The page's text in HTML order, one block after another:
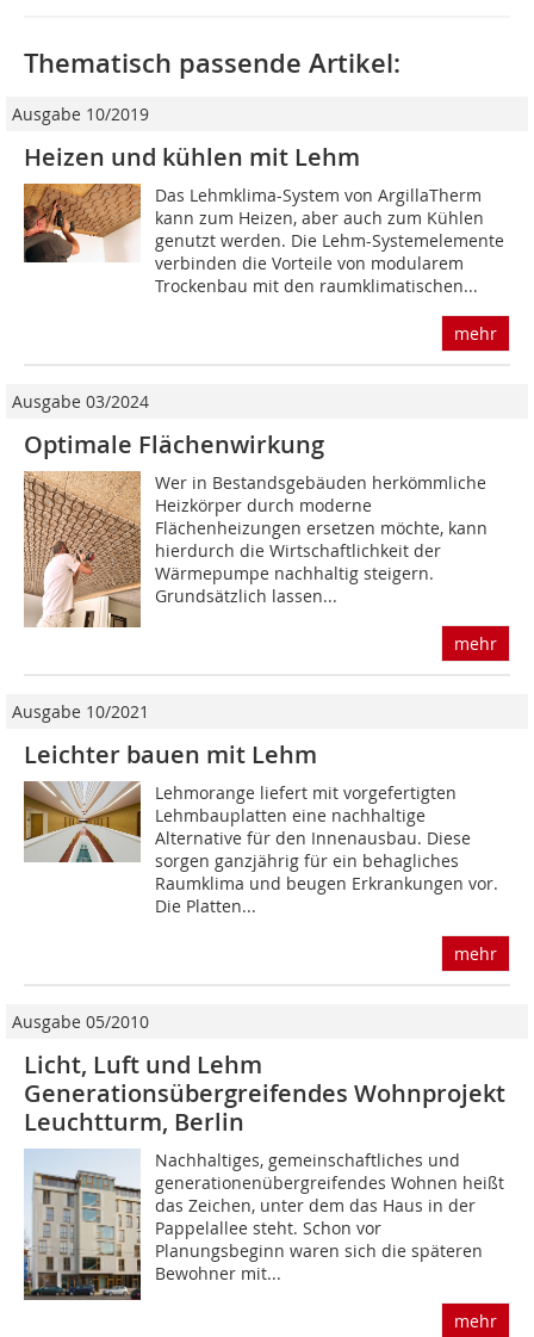
Thematisch passende Artikel:
Ausgabe 10/2019
Heizen und kühlen mit Lehm
Das Lehmklima-System von ArgillaTherm
kann zum Heizen, aber auch zum Kühlen
genutzt werden. Die Lehm-Systemelemente
verbinden die Vorteile von modularem
Trockenbau mit den raumklimatischen...
mehr
Ausgabe 03/2024
Optimale Flächenwirkung
Wer in Bestandsgebäuden herkömmliche
Heizkörper durch moderne
Flächenheizungen ersetzen möchte, kann
hierdurch die Wirtschaftlichkeit der
Wärmepumpe nachhaltig steigern.
Grundsätzlich lassen...
mehr
Ausgabe 10/2021
Leichter bauen mit Lehm
Lehmorange liefert mit vorgefertigten
Lehmbauplatten eine nachhaltige
Alternative für den Innenausbau. Diese
sorgen ganzjährig für ein behagliches
Raumklima und beugen Erkrankungen vor.
Die Platten...
mehr
Ausgabe 05/2010
Licht, Luft und Lehm
Generationsübergreifendes Wohnprojekt
Leuchtturm, Berlin
Nachhaltiges, gemeinschaftliches und
generationenübergreifendes Wohnen heißt
das Zeichen, unter dem das Haus in der
Pappelallee steht. Schon vor
Planungsbeginn waren sich die späteren
Bewohner mit...
mehr